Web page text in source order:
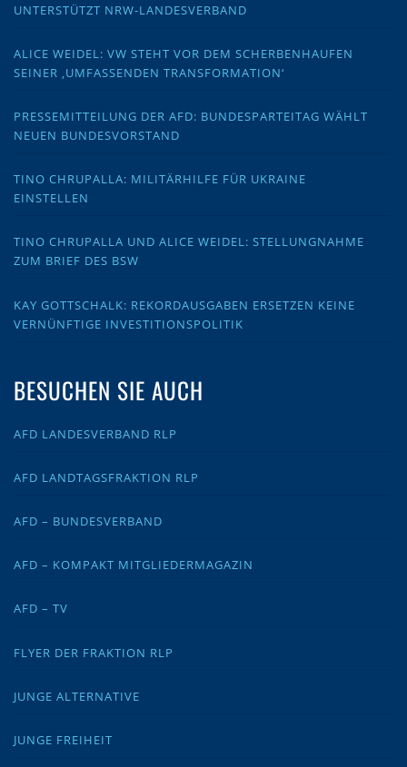
UNTERSTÜTZT NRW-LANDESVERBAND
ALICE WEIDEL: VW STEHT VOR DEM SCHERBENHAUFEN
SEINER ‚UMFASSENDEN TRANSFORMATION‘
PRESSEMITTEILUNG DER AFD: BUNDESPARTEITAG WÄHLT
NEUEN BUNDESVORSTAND
TINO CHRUPALLA: MILITÄRHILFE FÜR UKRAINE
EINSTELLEN
TINO CHRUPALLA UND ALICE WEIDEL: STELLUNGNAHME
ZUM BRIEF DES BSW
KAY GOTTSCHALK: REKORDAUSGABEN ERSETZEN KEINE
VERNÜNFTIGE INVESTITIONSPOLITIK
BESUCHEN SIE AUCH
AFD LANDESVERBAND RLP
AFD LANDTAGSFRAKTION RLP
AFD – BUNDESVERBAND
AFD – KOMPAKT MITGLIEDERMAGAZIN
AFD – TV
FLYER DER FRAKTION RLP
JUNGE ALTERNATIVE
JUNGE FREIHEIT